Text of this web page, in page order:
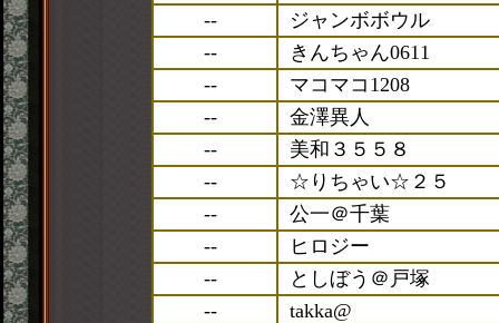
--
ジャンボボウル
--
きんちゃん0611
--
マコマコ1208
--
金澤異人
--
美和３５５８
--
☆りちゃい☆２５
--
公一＠千葉
--
ヒロジー
--
としぼう＠戸塚
--
takka@